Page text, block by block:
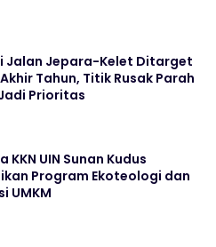
Jalan Jepara-Kelet Ditarget
Tahun, Titik Rusak Parah
Prioritas
KKN UIN Sunan Kudus
Program Ekoteologi dan
UMKM